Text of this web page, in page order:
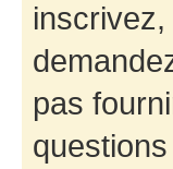
pas